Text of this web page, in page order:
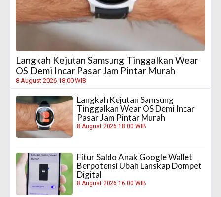
Langkah Kejutan Samsung Tinggalkan Wear
OS Demi Incar Pasar Jam Pintar Murah
8 August 2026 18:00 WIB
Langkah Kejutan Samsung
Tinggalkan Wear OS Demi Incar
Pasar Jam Pintar Murah
8 August 2026 18:00 WIB
Fitur Saldo Anak Google Wallet
Berpotensi Ubah Lanskap Dompet
Digital
8 August 2026 16:00 WIB